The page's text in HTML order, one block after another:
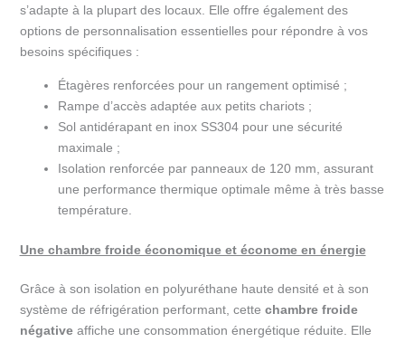
s’adapte à la plupart des locaux. Elle offre également des
options de personnalisation essentielles pour répondre à vos
besoins spécifiques :
Étagères renforcées pour un rangement optimisé ;
Rampe d’accès adaptée aux petits chariots ;
Sol antidérapant en inox SS304 pour une sécurité
maximale ;
Isolation renforcée par panneaux de 120 mm, assurant
une performance thermique optimale même à très basse
température.
Une chambre froide économique et économe en énergie
Grâce à son isolation en polyuréthane haute densité et à son
système de réfrigération performant, cette chambre froide
négativeaffiche une consommation énergétique réduite. Elle